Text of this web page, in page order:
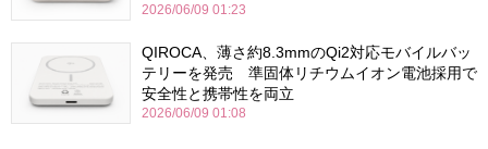
2026/06/09 01:23
QIROCA、薄さ約8.3mmのQi2対応モバイルバッ
テリーを発売 準固体リチウムイオン電池採用で
安全性と携帯性を両立
2026/06/09 01:08